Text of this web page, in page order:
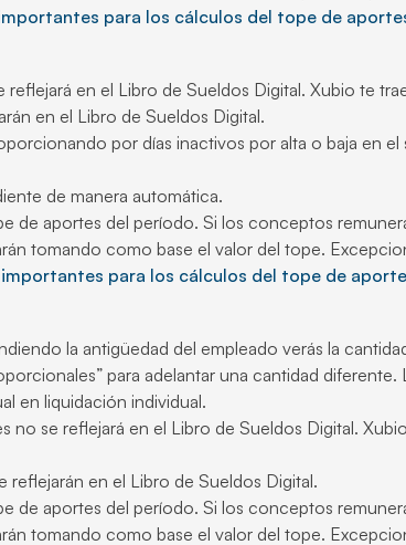
para los cálculos del tope de
reflejará en el Libro de Sueldos Digital. Xubio te
en el Libro de Sueldos Digital.
por días inactivos por alta o baja en
de manera automática.
de aportes del período. Si los conceptos
tomando como base el valor del tope.
para los cálculos del tope de
la antigüedad del empleado verás la
para adelantar una cantidad diferente.
en liquidación individual.
no se reflejará en el Libro de Sueldos Digital.
reflejarán en el Libro de Sueldos Digital.
de aportes del período. Si los conceptos
tomando como base el valor del tope.